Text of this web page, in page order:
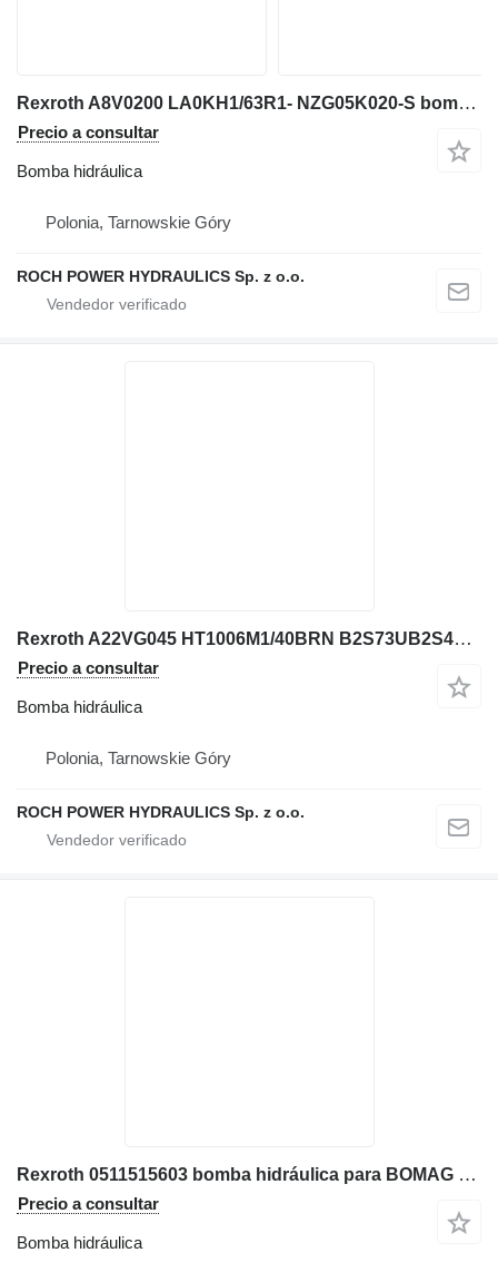
Rexroth A8V0200 LA0KH1/63R1- NZG05K020-S bomba hidráulica para Caterpillar excavadora
Precio a consultar
Bomba hidráulica
Polonia, Tarnowskie Góry
ROCH POWER HYDRAULICS Sp. z o.o.
Rexroth A22VG045 HT1006M1/40BRN B2S73UB2S4AY bomba hidráulica para excavadora
Precio a consultar
Bomba hidráulica
Polonia, Tarnowskie Góry
ROCH POWER HYDRAULICS Sp. z o.o.
Rexroth 0511515603 bomba hidráulica para BOMAG BW161AD4 apisonadora
Precio a consultar
Bomba hidráulica